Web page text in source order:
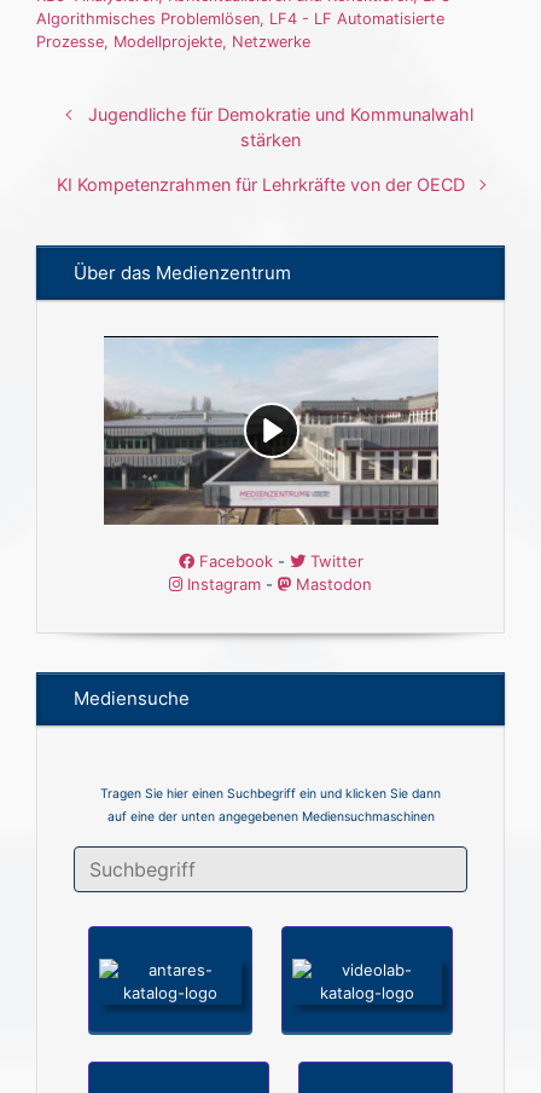
Algorithmisches Problemlösen, LF4 - LF Automatisierte
Prozesse, Modellprojekte, Netzwerke
Jugendliche für Demokratie und Kommunalwahl
stärken
KI Kompetenzrahmen für Lehrkräfte von der OECD
Über das Medienzentrum
Facebook-
Twitter
Instagram - Mastodon
Mediensuche
Tragen Sie hier einen Suchbegriff ein und klicken Sie dann
auf eine der unten angegebenen Mediensuchmaschinen